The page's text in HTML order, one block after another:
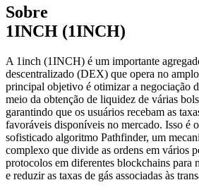
Sobre
1INCH (1INCH)
A 1inch (1INCH) é um importante
descentralizado (DEX) que opera no
principal objetivo é otimizar a negociação
meio da obtenção de liquidez de várias
garantindo que os usuários recebam as
favoráveis disponíveis no mercado. Isso é
sofisticado algoritmo Pathfinder, um
complexo que divide as ordens em vários
protocolos em diferentes blockchains para
e reduzir as taxas de gás associadas às